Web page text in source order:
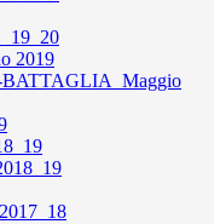
2019
BATTAGLIA_Maggio